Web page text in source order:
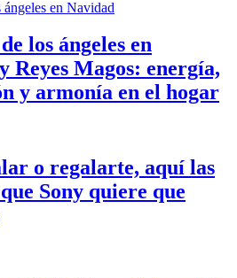
los ángeles en
Reyes Magos: energía,
y armonía en el hogar
o regalarte, aquí las
Sony quiere que